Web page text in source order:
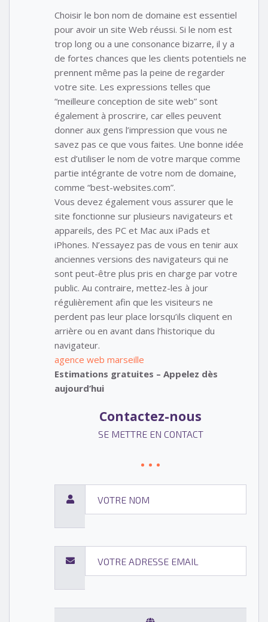
Choisir le bon nom de domaine est essentiel
pour avoir un site Web réussi. Si le nom est
trop long ou a une consonance bizarre, il y a
de fortes chances que les clients potentiels ne
prennent même pas la peine de regarder
votre site. Les expressions telles que
“meilleure conception de site web” sont
également à proscrire, car elles peuvent
donner aux gens l’impression que vous ne
savez pas ce que vous faites. Une bonne idée
est d’utiliser le nom de votre marque comme
partie intégrante de votre nom de domaine,
comme “best-websites.com”.
Vous devez également vous assurer que le
site fonctionne sur plusieurs navigateurs et
appareils, des PC et Mac aux iPads et
iPhones. N’essayez pas de vous en tenir aux
anciennes versions des navigateurs qui ne
sont peut-être plus pris en charge par votre
public. Au contraire, mettez-les à jour
régulièrement afin que les visiteurs ne
perdent pas leur place lorsqu’ils cliquent en
arrière ou en avant dans l’historique du
navigateur.
agence web marseille
Estimations gratuites – Appelez dès
aujourd’hui
Contactez-nous
SE METTRE EN CONTACT